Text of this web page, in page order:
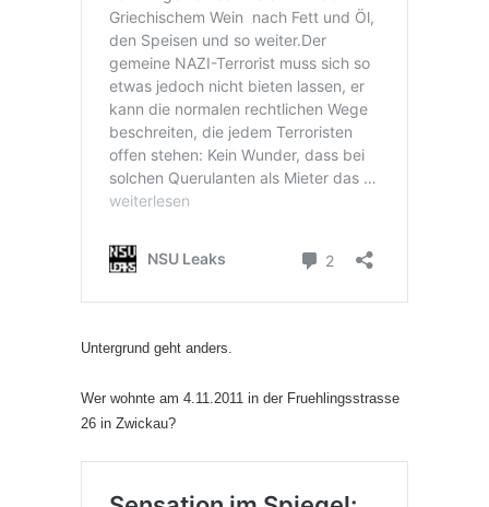
Untergrund geht anders.
Wer wohnte am 4.11.2011 in der Fruehlingsstrasse
26 in Zwickau?